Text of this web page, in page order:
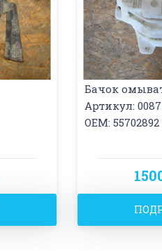
Бачок
Артикул:
OEM: 55702892